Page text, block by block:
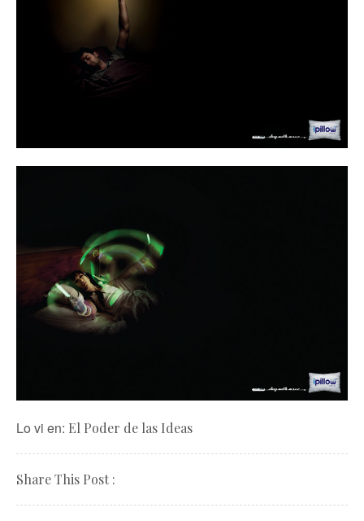
Lo vi en: El Poder de las Ideas
Share This Post :